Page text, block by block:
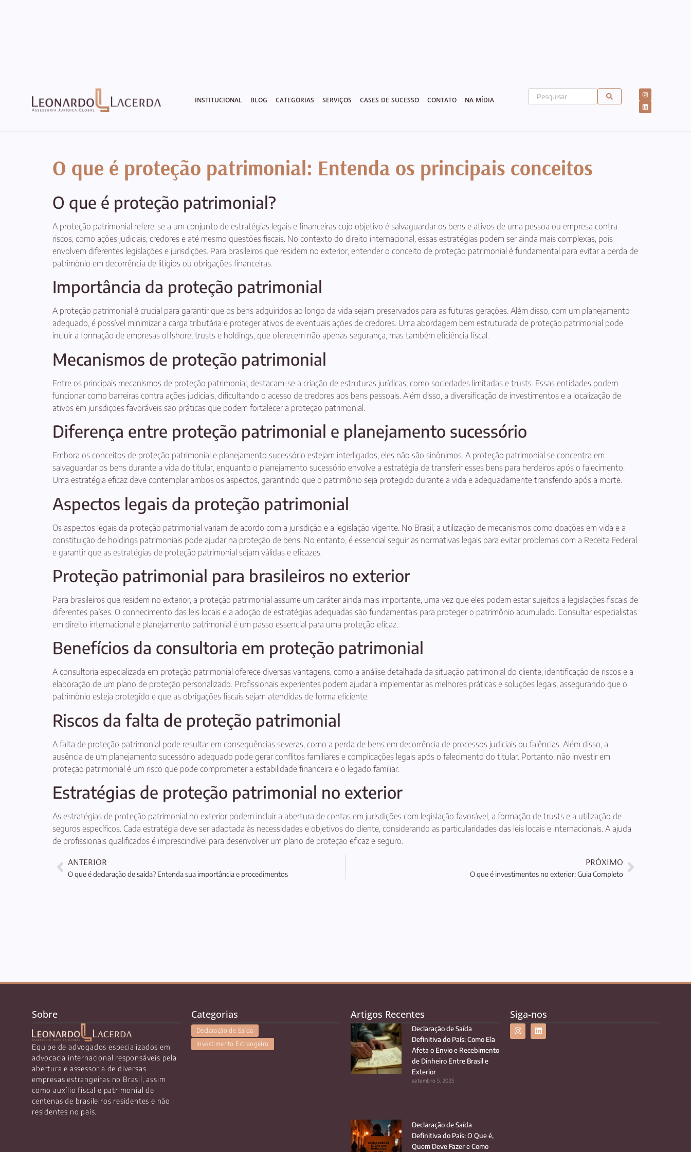
INSTITUCIONAL BLOG CATEGORIAS SERVIÇOS CASES DE SUCESSO CONTATO NA MÍDIA
O que é proteção patrimonial: Entenda os principais conceitos
O que é proteção patrimonial?
A proteção patrimonial refere-se a um conjunto de estratégias legais e financeiras cujo objetivo é salvaguardar os bens e ativos de uma pessoa ou empresa contra
riscos, como ações judiciais, credores e até mesmo questões fiscais. No contexto do direito internacional, essas estratégias podem ser ainda mais complexas, pois
envolvem diferentes legislações e jurisdições. Para brasileiros que residem no exterior, entender o conceito de proteção patrimonial é fundamental para evitar a perda de
patrimônio em decorrência de litígios ou obrigações financeiras.
Importância da proteção patrimonial
A proteção patrimonial é crucial para garantir que os bens adquiridos ao longo da vida sejam preservados para as futuras gerações. Além disso, com um planejamento
adequado, é possível minimizar a carga tributária e proteger ativos de eventuais ações de credores. Uma abordagem bem estruturada de proteção patrimonial pode
incluir a formação de empresas offshore, trusts e holdings, que oferecem não apenas segurança, mas também eficiência fiscal.
Mecanismos de proteção patrimonial
Entre os principais mecanismos de proteção patrimonial, destacam-se a criação de estruturas jurídicas, como sociedades limitadas e trusts. Essas entidades podem
funcionar como barreiras contra ações judiciais, dificultando o acesso de credores aos bens pessoais. Além disso, a diversificação de investimentos e a localização de
ativos em jurisdições favoráveis são práticas que podem fortalecer a proteção patrimonial.
Diferença entre proteção patrimonial e planejamento sucessório
Embora os conceitos de proteção patrimonial e planejamento sucessório estejam interligados, eles não são sinônimos. A proteção patrimonial se concentra em
salvaguardar os bens durante a vida do titular, enquanto o planejamento sucessório envolve a estratégia de transferir esses bens para herdeiros após o falecimento.
Uma estratégia eficaz deve contemplar ambos os aspectos, garantindo que o patrimônio seja protegido durante a vida e adequadamente transferido após a morte.
Aspectos legais da proteção patrimonial
Os aspectos legais da proteção patrimonial variam de acordo com a jurisdição e a legislação vigente. No Brasil, a utilização de mecanismos como doações em vida e a
constituição de holdings patrimoniais pode ajudar na proteção de bens. No entanto, é essencial seguir as normativas legais para evitar problemas com a Receita Federal
e garantir que as estratégias de proteção patrimonial sejam válidas e eficazes.
Proteção patrimonial para brasileiros no exterior
Para brasileiros que residem no exterior, a proteção patrimonial assume um caráter ainda mais importante, uma vez que eles podem estar sujeitos a legislações fiscais de
diferentes países. O conhecimento das leis locais e a adoção de estratégias adequadas são fundamentais para proteger o patrimônio acumulado. Consultar especialistas
em direito internacional e planejamento patrimonial é um passo essencial para uma proteção eficaz.
Benefícios da consultoria em proteção patrimonial
A consultoria especializada em proteção patrimonial oferece diversas vantagens, como a análise detalhada da situação patrimonial do cliente, identificação de riscos e a
elaboração de um plano de proteção personalizado. Profissionais experientes podem ajudar a implementar as melhores práticas e soluções legais, assegurando que o
patrimônio esteja protegido e que as obrigações fiscais sejam atendidas de forma eficiente.
Riscos da falta de proteção patrimonial
A falta de proteção patrimonial pode resultar em consequências severas, como a perda de bens em decorrência de processos judiciais ou falências. Além disso, a
ausência de um planejamento sucessório adequado pode gerar conflitos familiares e complicações legais após o falecimento do titular. Portanto, não investir em
proteção patrimonial é um risco que pode comprometer a estabilidade financeira e o legado familiar.
Estratégias de proteção patrimonial no exterior
As estratégias de proteção patrimonial no exterior podem incluir a abertura de contas em jurisdições com legislação favorável, a formação de trusts e a utilização de
seguros específicos. Cada estratégia deve ser adaptada às necessidades e objetivos do cliente, considerando as particularidades das leis locais e internacionais. A ajuda
de profissionais qualificados é imprescindível para desenvolver um plano de proteção eficaz e seguro.
ANTERIOR
O que é declaração de saída? Entenda sua importância e procedimentos
PRÓXIMO
O que é investimentos no exterior: Guia Completo
Sobre
Equipe de advogados especializados em
advocacia internacional responsáveis pela
abertura e assessoria de diversas
empresas estrangeiras no Brasil, assim
como auxílio fiscal e patrimonial de
centenas de brasileiros residentes e não
residentes no país.
Categorias
Declaração de Saída
Investimento Estrangeiro
Artigos Recentes
Declaração de Saída
Definitiva do País: Como Ela
Afeta o Envio e Recebimento
de Dinheiro Entre Brasil e
Exterior
setembro 5, 2025
Declaração de Saída
Definitiva do País: O Que é,
Quem Deve Fazer e Como
Siga-nos